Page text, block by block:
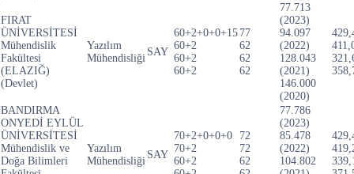
FIRAT
ÜNİVERSİTESİ
Mühendislik
Fakültesi
(ELAZIĞ)
(Devlet)
Yazılım
Mühendisliği
SAY
60+2+0+0+15
60+2
60+2
60+2
77
62
62
62
77.713
(2023)
94.097
(2022)
128.043
(2021)
146.000
(2020)
BANDIRMA
ONYEDİ EYLÜL
ÜNİVERSİTESİ
Mühendislik ve
Doğa Bilimleri
Yazılım
Mühendisliği
SAY
70+2+0+0+0
70+2
60+2
72
72
62
77.786
(2023)
85.478
(2022)
104.802